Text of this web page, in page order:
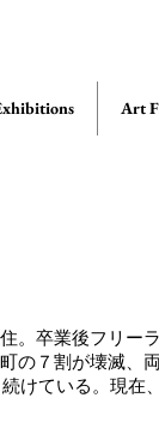
Art
。卒業後フリー
の７割が壊滅、
けている。現在